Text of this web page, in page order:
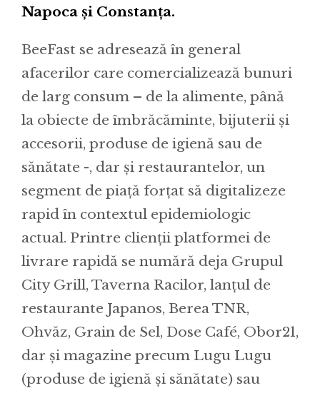
Napoca și Constanța.
BeeFast se adresează în general
afacerilor care comercializează bunuri
de larg consum – de la alimente, până
la obiecte de îmbrăcăminte, bijuterii și
accesorii, produse de igienă sau de
sănătate -, dar și restaurantelor, un
segment de piață forțat să digitalizeze
rapid în contextul epidemiologic
actual. Printre clienții platformei de
livrare rapidă se numără deja Grupul
City Grill, Taverna Racilor, lanțul de
restaurante Japanos, Berea TNR,
Ohvăz, Grain de Sel, Dose Café, Obor21,
dar și magazine precum Lugu Lugu
(produse de igienă și sănătate) sau